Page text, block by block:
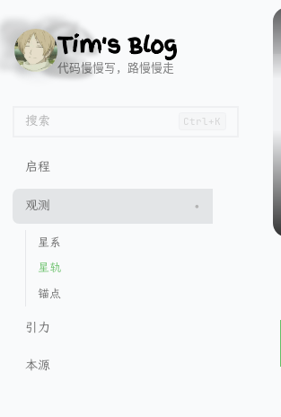
🐂
🧭
🏖️
Tim's Blog
代码慢慢写，路慢慢走
搜索 Ctrl+K
启程
观测
星系
星轨
锚点
引力
本源